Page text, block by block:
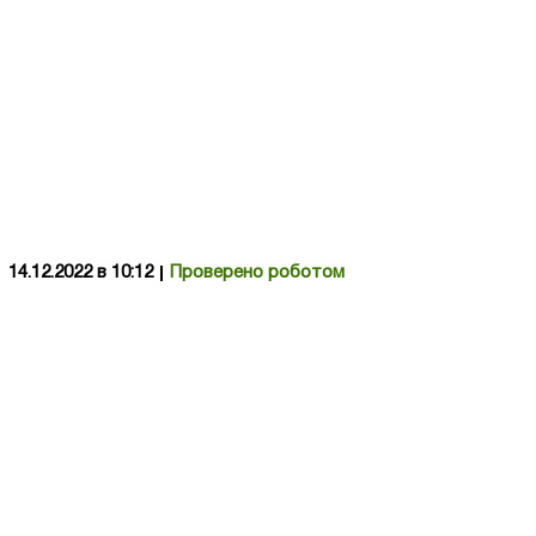
Проверено роботом
14.12.2022 в 10:12